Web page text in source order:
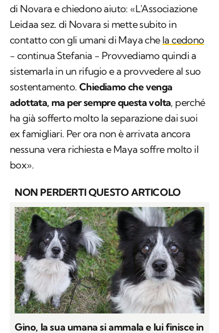
di Novara e chiedono aiuto: «L'Associazione
Leidaa sez. di Novara si mette subito in
contatto con gli umani di Maya che la cedono
− continua Stefania − Provvediamo quindi a
sistemarla in un rifugio e a provvedere al suo
sostentamento. Chiediamo che venga
adottata, ma per sempre questa volta, perché
ha già sofferto molto la separazione dai suoi
ex famigliari. Per ora non è arrivata ancora
nessuna vera richiesta e Maya soffre molto il
box».
NON PERDERTI QUESTO ARTICOLO
Gino, la sua umana si ammala e lui finisce in